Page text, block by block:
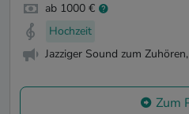
ab 1000 €
Hochzeit
Jazziger Sound zum
Zum